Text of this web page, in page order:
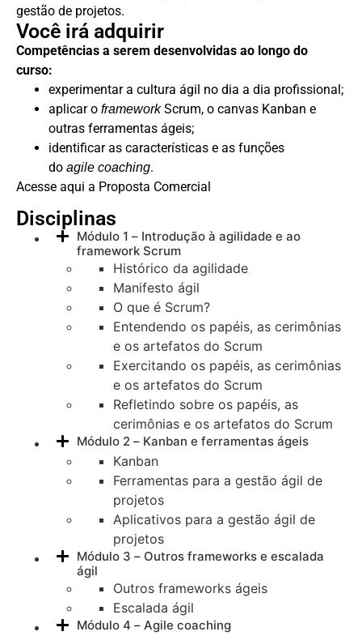
gestão de projetos.
Você irá adquirir
Competências a serem desenvolvidas ao longo do
curso:
experimentar a cultura ágil no dia a dia profissional;
aplicar o frameworkScrum, o canvas Kanban e
outras ferramentas ágeis;
identificar as características e as funções
do agile coaching.
Acesse aqui a Proposta Comercial
Disciplinas
Módulo 1 – Introdução à agilidade e ao
framework Scrum
Histórico da agilidade
Manifesto ágil
O que é Scrum?
Entendendo os papéis, as cerimônias
e os artefatos do Scrum
Exercitando os papéis, as cerimônias
e os artefatos do Scrum
Refletindo sobre os papéis, as
cerimônias e os artefatos do Scrum
Módulo 2 – Kanban e ferramentas ágeis
Kanban
Ferramentas para a gestão ágil de
projetos
Aplicativos para a gestão ágil de
projetos
Módulo 3 – Outros frameworks e escalada
ágil
Outros frameworks ágeis
Escalada ágil
Módulo 4 – Agile coaching